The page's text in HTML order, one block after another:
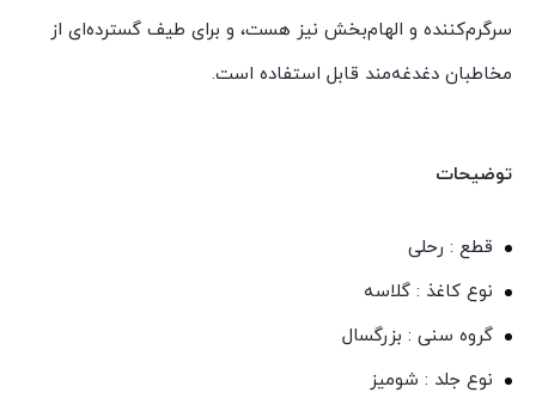
سرگرم‌کننده و الهام‌بخش نیز هست، و برای طیف گسترده‌ای از
مخاطبان دغدغه‌مند قابل استفاده است.
توضیحات
قطع : رحلی
نوع کاغذ : گلاسه
گروه سنی : بزرگسال
نوع جلد : شومیز